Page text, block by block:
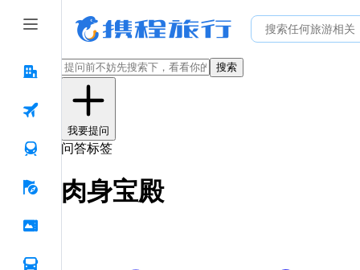
搜索
我要提问
问答标签
肉身宝殿